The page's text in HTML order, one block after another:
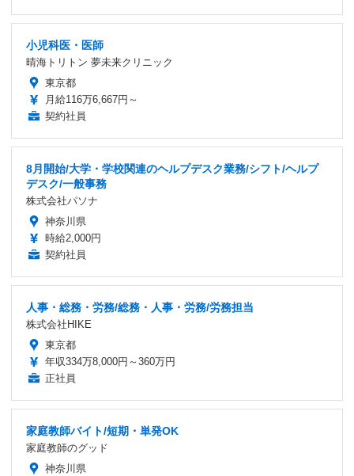
小児科医・医師
晴海トリトン 夢未来クリニック
東京都
月給116万6,667円～
契約社員
8月開始/大学・学校関連のヘルプデスク業務/シフト/ヘルプ
デスク/一般事務
株式会社パソナ
神奈川県
時給2,000円
契約社員
人事・総務・労務/総務・人事・労務/労務担当
株式会社HIKE
東京都
年収334万8,000円～360万円
正社員
家庭教師バイト/短期・単発OK
家庭教師のグッド
神奈川県